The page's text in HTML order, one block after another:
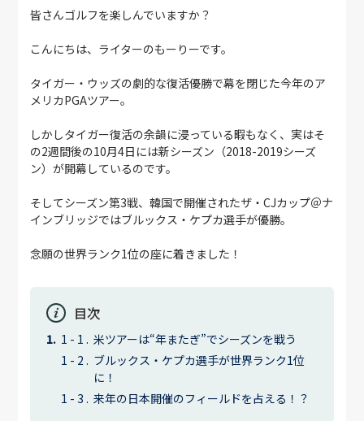
皆さんゴルフを楽しんでいますか？
こんにちは、ライターのもーりーです。
タイガー・ウッズの劇的な復活優勝で幕を閉じた今年のア
メリカPGAツアー。
しかしタイガー復活の余韻に浸っている暇もなく、実はそ
の2週間後の10月4日には新シーズン（2018-2019シーズ
ン）が開幕しているのです。
そしてシーズン第3戦、韓国で開催されたザ・CJカップ＠ナ
インブリッジではブルックス・ケプカ選手が優勝。
念願の世界ランク1位の座に着きました！
目次
米ツアーは“年またぎ”でシーズンを戦う
ブルックス・ケプカ選手が世界ランク1位
に！
来年の日本開催のフィールドを占える！？